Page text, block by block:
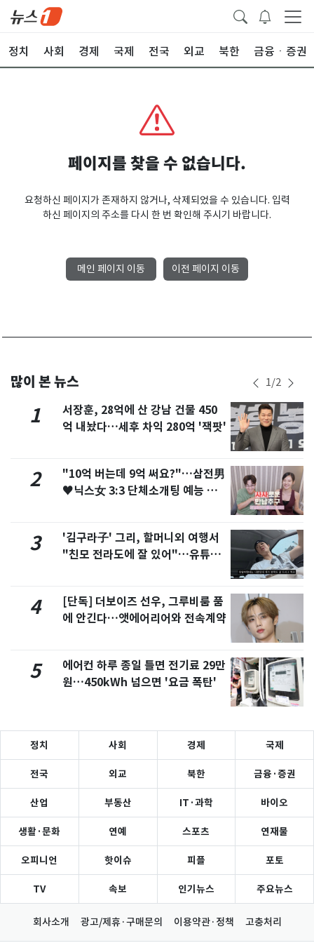
정치 사회 경제 국제 전국 외교 북한 금융ㆍ증권
페이지를 찾을 수 없습니다.
요청하신 페이지가 존재하지 않거나, 삭제되었을 수 있습니다. 입력
하신 페이지의 주소를 다시 한 번 확인해 주시기 바랍니다.
메인 페이지 이동 이전 페이지 이동
많이 본 뉴스 1/2
1
서장훈, 28억에 산 강남 건물 450
억 내놨다…세후 차익 280억 '잭팟'
2
"10억 버는데 9억 써요?"…삼전男
♥닉스女 3:3 단체소개팅 예능 화
3
'김구라子' 그리, 할머니외 여행서
"친모 전라도에 잘 있어"…유튜브
4
[단독] 더보이즈 선우, 그루비룸 품
에 안긴다…앳에어리어와 전속계약
5
에어컨 하루 종일 틀면 전기료 29만
원…450kWh 넘으면 '요금 폭탄'
정치 사회 경제 국제
전국 외교 북한 금융·증권
산업 부동산 IT·과학 바이오
생활·문화 연예 스포츠 연재물
오피니언 핫이슈 피플 포토
TV 속보 인기뉴스 주요뉴스
회사소개 광고/제휴·구매문의 이용약관·정책 고충처리